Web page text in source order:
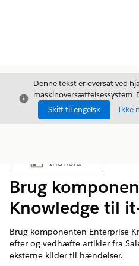
Luk
Denne tekst er oversat ved
maskinoversættelsessystem.
Skift til engelsk
Ikke
Vis indholdsfortegnelse
Indhold
Brug
Knowledge til
Brug komponenten Enterprise
efter og vedhæfte artikler fra
eksterne kilder til hændelser.